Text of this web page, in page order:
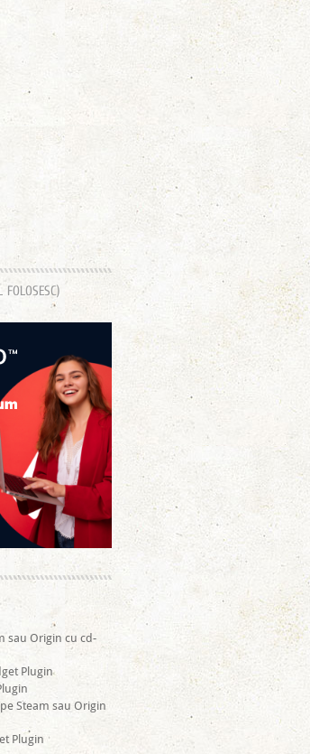
sau Origin cu cd-
Plugin
Steam sau Origin
Plugin